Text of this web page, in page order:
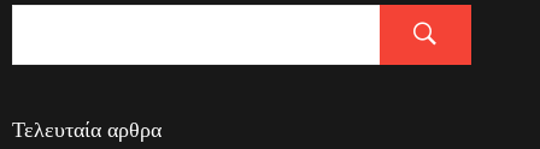
Τελευταία αρθρα